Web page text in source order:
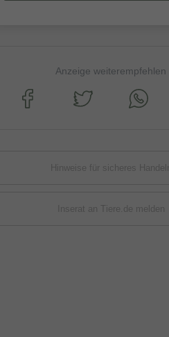
Anzeige weiterempfehlen
Hinweise für sicheres Handeln
Inserat an Tiere.de melden